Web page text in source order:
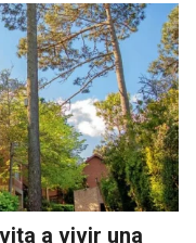
a vivir una